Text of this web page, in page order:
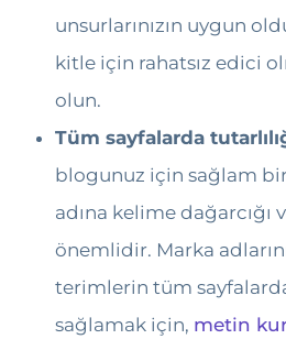
unsurlarınızın uygun
kitle için rahatsız edici
olun.
Tüm sayfalarda
blogunuz için sağlam
adına kelime dağarcığı
önemlidir. Marka
terimlerin tüm
sağlamak için, metin